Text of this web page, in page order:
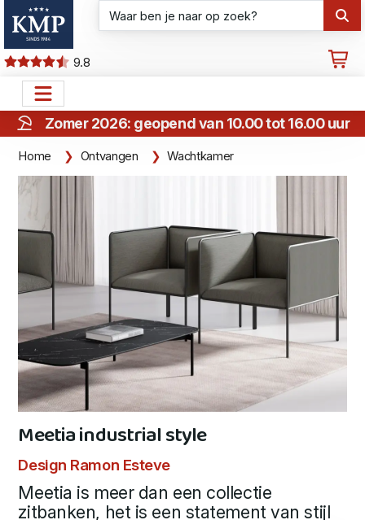
9.8
Zomer 2026: geopend van 10.00 tot 16.00 uur
Home Ontvangen Wachtkamer
Meetia industrial style
Design Ramon Esteve
Meetia is meer dan een collectie
zitbanken, het is een statement van stijl